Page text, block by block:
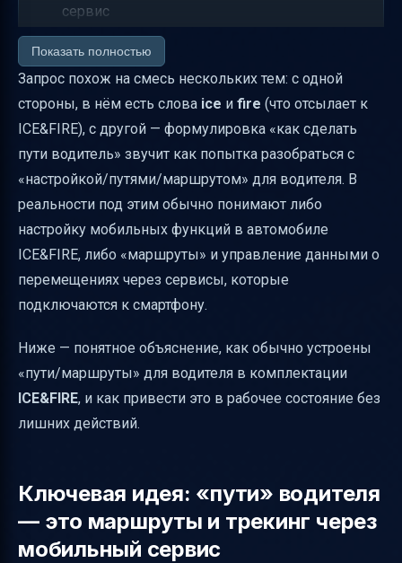
сервис
Что именно нужно настроить в первую
очередь
Как работает «оптимизация маршрутов» на
практике
Что делать, если «пути» не строятся или
трекинг не обновляется
Дополнительно: почему это называют
«путями», хотя это сервис
Коротко про ICE&FIRE: что уже есть «из
коробки»
Показать полностью
Запрос похож на смесь нескольких тем: с одной
стороны, в нём есть слова ice и fire (что отсылает к
ICE&FIRE), с другой — формулировка «как сделать
пути водитель» звучит как попытка разобраться с
«настройкой/путями/маршрутом» для водителя. В
реальности под этим обычно понимают либо
настройку мобильных функций в автомобиле
ICE&FIRE, либо «маршруты» и управление данными о
перемещениях через сервисы, которые
подключаются к смартфону.
Ниже — понятное объяснение, как обычно устроены
«пути/маршруты» для водителя в комплектации
ICE&FIRE, и как привести это в рабочее состояние без
лишних действий.
Ключевая идея: «пути» водителя
— это маршруты и трекинг через
мобильный сервис